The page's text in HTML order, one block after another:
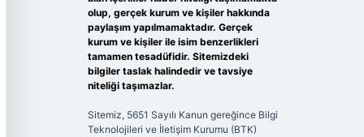
olup, gerçek kurum ve kişiler hakkında
paylaşım yapılmamaktadır. Gerçek
kurum ve kişiler ile isim benzerlikleri
tamamen tesadüfidir. Sitemizdeki
bilgiler taslak halindedir ve tavsiye
niteliği taşımazlar.
Sitemiz, 5651 Sayılı Kanun gereğince Bilgi
Teknolojileri ve İletişim Kurumu (BTK)